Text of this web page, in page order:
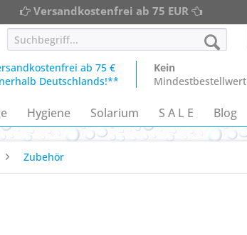
Versandkostenfrei ab 75 EUR
ab 75 €
Deutschlands!**
Kein
Mindestbestellwert
Hygiene Solarium S A L E Blog
Zubehör